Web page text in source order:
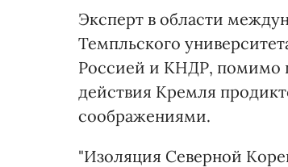
Эксперт в области
Темпльского
Россией и КНДР, помимо
действия Кремля
соображениями.
"Изоляция Северной